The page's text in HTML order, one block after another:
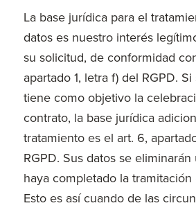
La base jurídica para el
datos es nuestro interés
su solicitud, de conformidad
apartado 1, letra f) del RGPD.
tiene como objetivo la
contrato, la base jurídica
tratamiento es el art. 6,
RGPD. Sus datos se
haya completado la
Esto es así cuando de las